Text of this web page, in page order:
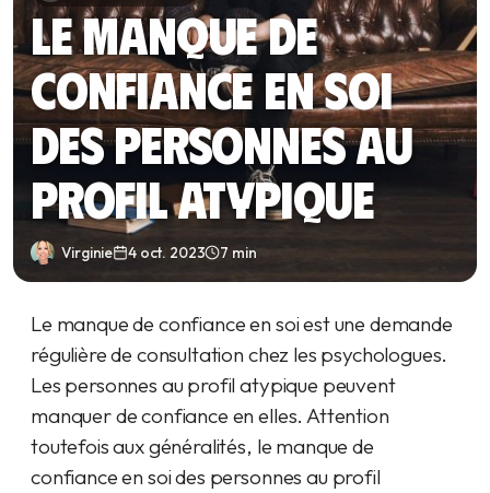
Le manque de
confiance en soi
des personnes au
profil atypique
Virginie 4 oct. 2023 7 min
Le manque de confiance en soi est une demande
régulière de consultation chez les psychologues.
Les personnes au profil atypique peuvent
manquer de confiance en elles. Attention
toutefois aux généralités, le manque de
confiance en soi des personnes au profil